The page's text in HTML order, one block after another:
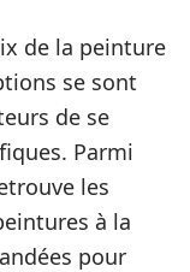
de la peinture
se sont
de se
Parmi
les
à la
pour